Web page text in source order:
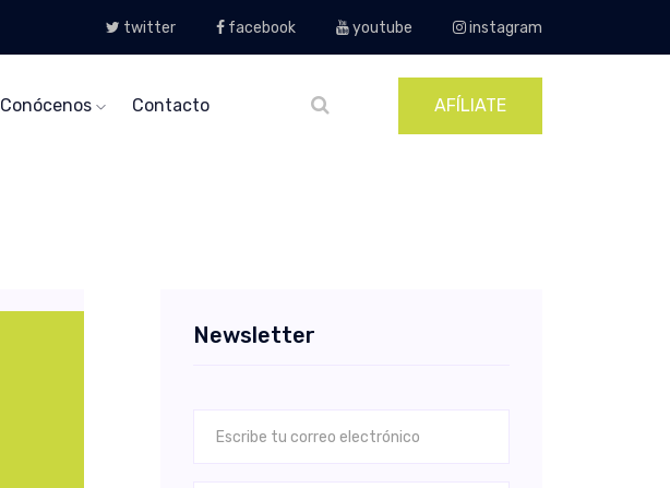
twitter facebook youtube instagram
Conócenos Contacto AFÍLIATE
Newsletter